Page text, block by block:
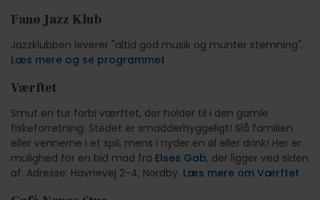
Fanø Jazz Klub
Jazzklubben leverer "altid god musik og munter stemning".
Læs mere og se programmet
Værftet
Smut en tur forbi værftet, der holder til i den gamle
fiskeforretning. Stedet er smadderhyggeligt! Slå familien
eller vennerne i et spil, mens I nyder en øl eller drink! Her er
mulighed for en bid mad fra Elses Gab, der ligger ved siden
af. Adresse: Havnevej 2-4, Nordby. Læs mere om Værftet